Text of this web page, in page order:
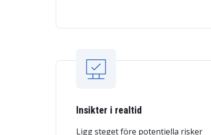
Insikter i realtid
Ligg steget före potentiella risker